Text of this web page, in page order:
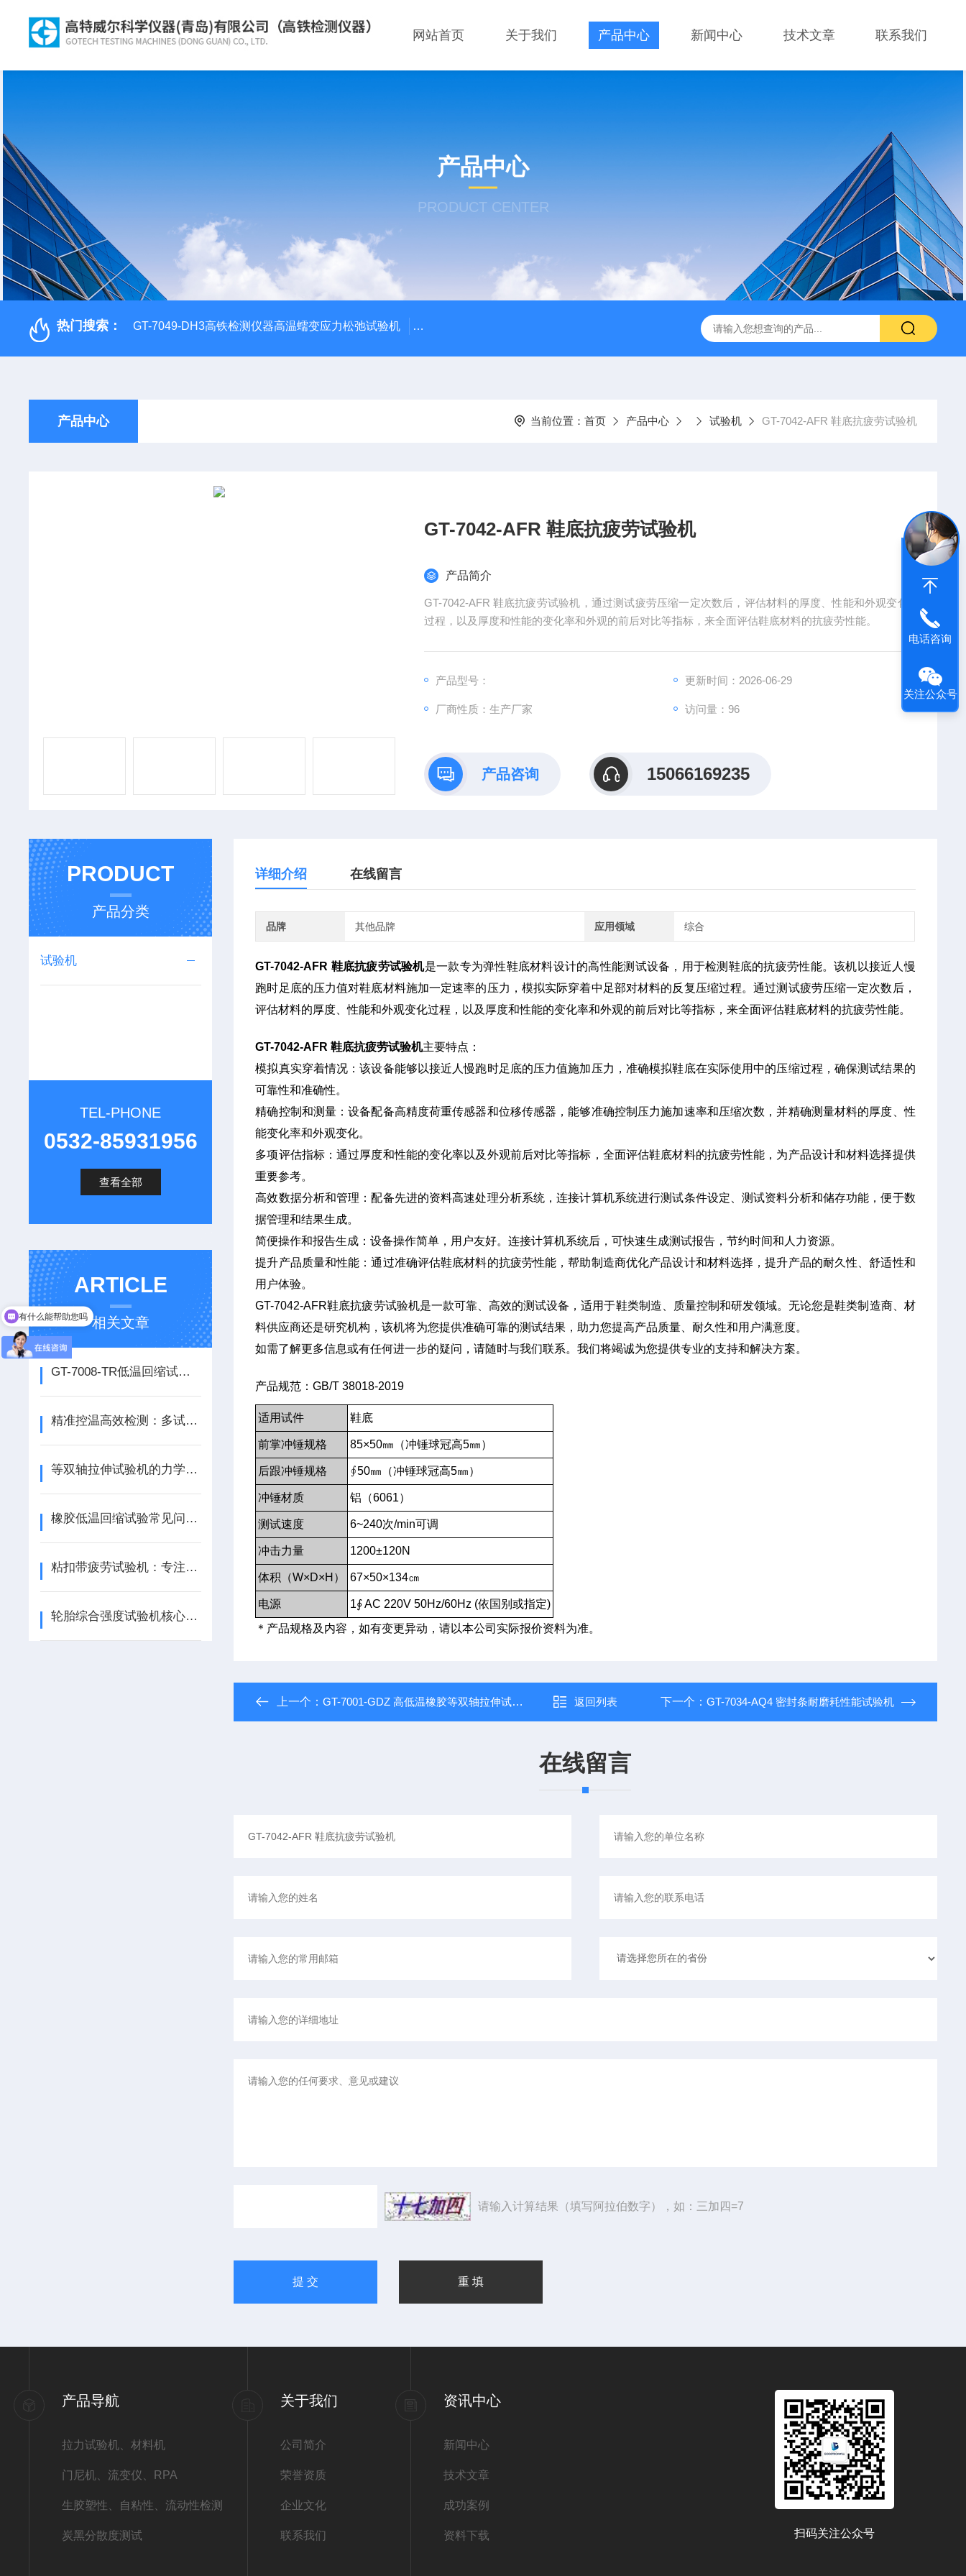
网站首页 关于我们 产品中心 新闻中心 技术文章 联系我们
产品中心
PRODUCT CENTER
热门搜索： GT-7049-DH3高铁检测仪器高温蠕变应力松弛试验机 GT-7011-LHDA高铁检测仪器高低温橡胶伸张疲劳试验机 GT-7008-TR低温回缩试验机 AI-7000GD
产品中心 当前位置： 首页 产品中心 试验机 GT-7042-AFR 鞋底抗疲劳试验机
GT-7042-AFR 鞋底抗疲劳试验机
产品简介
GT-7042-AFR 鞋底抗疲劳试验机，通过测试疲劳压缩一定次数后，评估材料的厚度、性能和外观变化
过程，以及厚度和性能的变化率和外观的前后对比等指标，来全面评估鞋底材料的抗疲劳性能。
产品型号： 更新时间：2026-06-29
厂商性质：生产厂家 访问量：96
产品咨询 15066169235
PRODUCT
产品分类
试验机
TEL-PHONE
0532-85931956
查看全部
ARTICLE
相关文章
GT-7008-TR低温回缩试验机长期运行后制冷剂管路泄漏的检测与维护
精准控温高效检测：多试样低温脆化试验机应用解析
等双轴拉伸试验机的力学状态模拟：薄膜、薄片材料在实际应用中的多向受力
橡胶低温回缩试验常见问题及试验机使用技巧
粘扣带疲劳试验机：专注各类魔术带两层间开合性能检测
轮胎综合强度试验机核心特性
详细介绍 在线留言
品牌 其他品牌 应用领域 综合
GT-7042-AFR 鞋底抗疲劳试验机是一款专为弹性鞋底材料设计的高性能测试设备，用于检测鞋底的抗疲劳性能。该机以接近人慢
跑时足底的压力值对鞋底材料施加一定速率的压力，模拟实际穿着中足部对材料的反复压缩过程。通过测试疲劳压缩一定次数后，
评估材料的厚度、性能和外观变化过程，以及厚度和性能的变化率和外观的前后对比等指标，来全面评估鞋底材料的抗疲劳性能。
GT-7042-AFR 鞋底抗疲劳试验机主要特点：
模拟真实穿着情况：该设备能够以接近人慢跑时足底的压力值施加压力，准确模拟鞋底在实际使用中的压缩过程，确保测试结果的
可靠性和准确性。
精确控制和测量：设备配备高精度荷重传感器和位移传感器，能够准确控制压力施加速率和压缩次数，并精确测量材料的厚度、性
能变化率和外观变化。
多项评估指标：通过厚度和性能的变化率以及外观前后对比等指标，全面评估鞋底材料的抗疲劳性能，为产品设计和材料选择提供
重要参考。
高效数据分析和管理：配备先进的资料高速处理分析系统，连接计算机系统进行测试条件设定、测试资料分析和储存功能，便于数
据管理和结果生成。
简便操作和报告生成：设备操作简单，用户友好。连接计算机系统后，可快速生成测试报告，节约时间和人力资源。
提升产品质量和性能：通过准确评估鞋底材料的抗疲劳性能，帮助制造商优化产品设计和材料选择，提升产品的耐久性、舒适性和
用户体验。
GT-7042-AFR鞋底抗疲劳试验机是一款可靠、高效的测试设备，适用于鞋类制造、质量控制和研发领域。无论您是鞋类制造商、材
料供应商还是研究机构，该机将为您提供准确可靠的测试结果，助力您提高产品质量、耐久性和用户满意度。
如需了解更多信息或有任何进一步的疑问，请随时与我们联系。我们将竭诚为您提供专业的支持和解决方案。
产品规范：GB/T 38018-2019
适用试件 鞋底
前掌冲锤规格 85×50㎜（冲锤球冠高5㎜）
后跟冲锤规格 ∮50㎜（冲锤球冠高5㎜）
冲锤材质 铝（6061）
测试速度 6~240次/min可调
冲击力量 1200±120N
体积（W×D×H） 67×50×134㎝
电源
1∮ AC 220V 50Hz/60Hz (依国别或指定)
＊产品规格及内容，如有变更异动，请以本公司实际报价资料为准。
上一个：GT-7001-GDZ 高低温橡胶等双轴拉伸试验机 返回列表 下一个： GT-7034-AQ4 密封条耐磨耗性能试验机
在线留言
请输入计算结果（填写阿拉伯数字），如：三加四=7
产品导航
拉力试验机、材料机
门尼机、流变仪、RPA
生胶塑性、自粘性、流动性检测
炭黑分散度测试
关于我们
公司简介
荣誉资质
企业文化
联系我们
资讯中心
新闻中心
技术文章
成功案例
资料下载 扫码关注公众号
电话咨询
关注公众号
有什么能帮助您吗